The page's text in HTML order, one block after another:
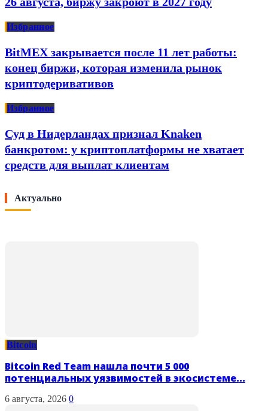
Избранное
BitMEX закрывается после 11 лет работы:
конец биржи, которая изменила рынок
криптодеривативов
Избранное
Суд в Нидерландах признал Knaken
банкротом: у криптоплатформы не хватает
средств для выплат клиентам
Актуально
Bitcoin
Bitcoin Red Team нашла почти 5 000
потенциальных уязвимостей в экосистеме...
6 августа, 2026 0